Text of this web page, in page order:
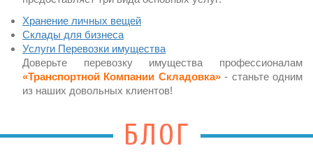
Хранение личных вещей
Склады для бизнеса
Услуги Перевозки имущества
Доверьте перевозку имущества профессионалам
«Транспортной Компании Складовка»- станьте одним
из наших довольных клиентов!
БЛОГ